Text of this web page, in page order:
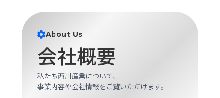
About Us
会社概要
私たち西川産業について、
事業内容や会社情報をご覧いただけます。